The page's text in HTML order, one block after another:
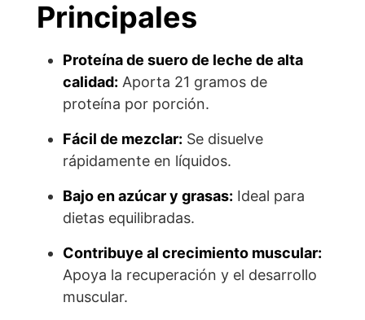
Principales
Proteína de suero de leche de alta
calidad: Aporta 21 gramos de
proteína por porción.
Fácil de mezclar: Se disuelve
rápidamente en líquidos.
Bajo en azúcar y grasas: Ideal para
dietas equilibradas.
Contribuye al crecimiento muscular:
Apoya la recuperación y el desarrollo
muscular.